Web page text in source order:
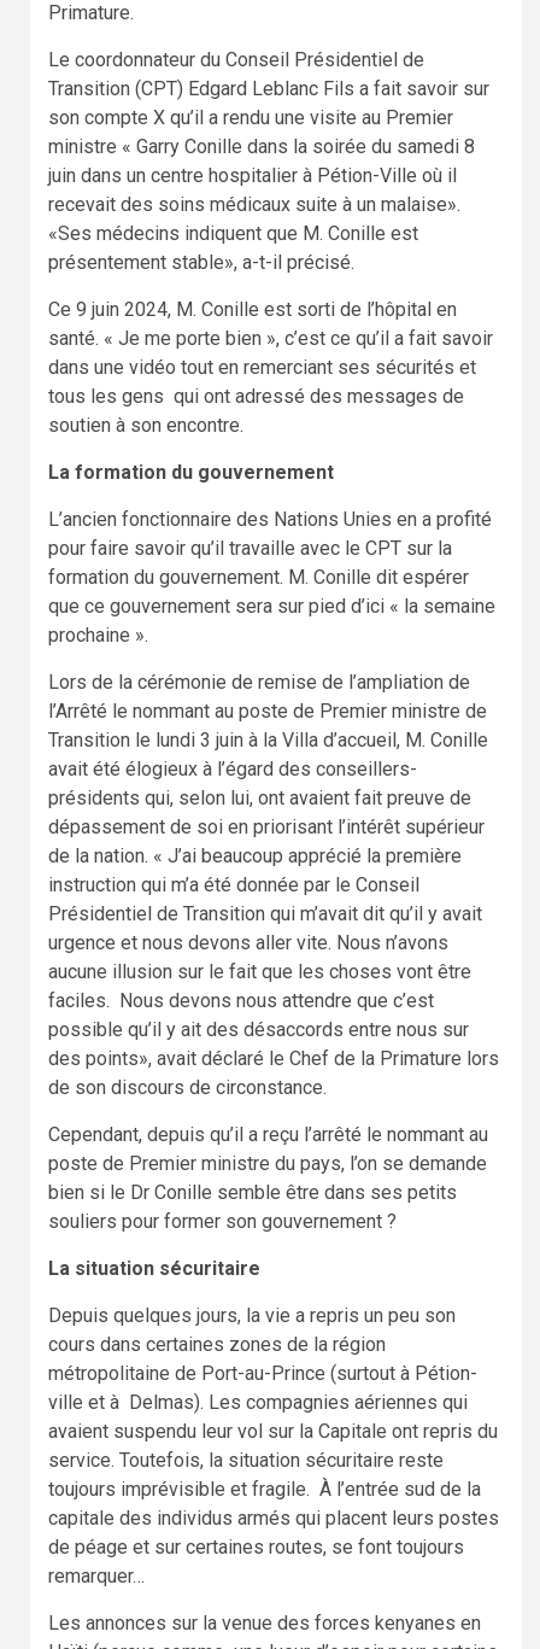
Primature.
Le coordonnateur du Conseil Présidentiel de
Transition (CPT) Edgard Leblanc Fils a fait savoir sur
son compte X qu’il a rendu une visite au Premier
ministre « Garry Conille dans la soirée du samedi 8
juin dans un centre hospitalier à Pétion-Ville où il
recevait des soins médicaux suite à un malaise».
«Ses médecins indiquent que M. Conille est
présentement stable», a-t-il précisé.
Ce 9 juin 2024, M. Conille est sorti de l’hôpital en
santé. « Je me porte bien », c’est ce qu’il a fait savoir
dans une vidéo tout en remerciant ses sécurités et
tous les gens qui ont adressé des messages de
soutien à son encontre.
La formation du gouvernement
L’ancien fonctionnaire des Nations Unies en a profité
pour faire savoir qu’il travaille avec le CPT sur la
formation du gouvernement. M. Conille dit espérer
que ce gouvernement sera sur pied d’ici « la semaine
prochaine ».
Lors de la cérémonie de remise de l’ampliation de
l’Arrêté le nommant au poste de Premier ministre de
Transition le lundi 3 juin à la Villa d’accueil, M. Conille
avait été élogieux à l’égard des conseillers-
présidents qui, selon lui, ont avaient fait preuve de
dépassement de soi en priorisant l’intérêt supérieur
de la nation. « J’ai beaucoup apprécié la première
instruction qui m’a été donnée par le Conseil
Présidentiel de Transition qui m’avait dit qu’il y avait
urgence et nous devons aller vite. Nous n’avons
aucune illusion sur le fait que les choses vont être
faciles. Nous devons nous attendre que c’est
possible qu’il y ait des désaccords entre nous sur
des points», avait déclaré le Chef de la Primature lors
de son discours de circonstance.
Cependant, depuis qu’il a reçu l’arrêté le nommant au
poste de Premier ministre du pays, l’on se demande
bien si le Dr Conille semble être dans ses petits
souliers pour former son gouvernement ?
La situation sécuritaire
Depuis quelques jours, la vie a repris un peu son
cours dans certaines zones de la région
métropolitaine de Port-au-Prince (surtout à Pétion-
ville et à Delmas). Les compagnies aériennes qui
avaient suspendu leur vol sur la Capitale ont repris du
service. Toutefois, la situation sécuritaire reste
toujours imprévisible et fragile. À l’entrée sud de la
capitale des individus armés qui placent leurs postes
de péage et sur certaines routes, se font toujours
remarquer…
Les annonces sur la venue des forces kenyanes en